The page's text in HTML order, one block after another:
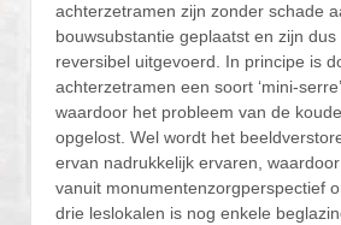
achterzetramen zijn zonder schade
bouwsubstantie geplaatst en zijn
reversibel uitgevoerd. In principe is
achterzetramen een soort ‘mini-
waardoor het probleem van de
opgelost. Wel wordt het
ervan nadrukkelijk ervaren,
vanuit monumentenzorgperspectief
drie leslokalen is nog enkele